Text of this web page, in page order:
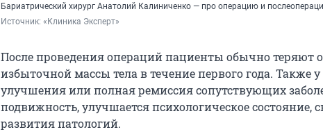
Бариатрический хирург Анатолий Калиниченко — про операцию и
Источник: «Клиника Эксперт»
После проведения операций пациенты обычно теряют
избыточной массы тела в течение первого года. Также
улучшения или полная ремиссия сопутствующих
подвижность, улучшается психологическое состояние,
развития патологий.